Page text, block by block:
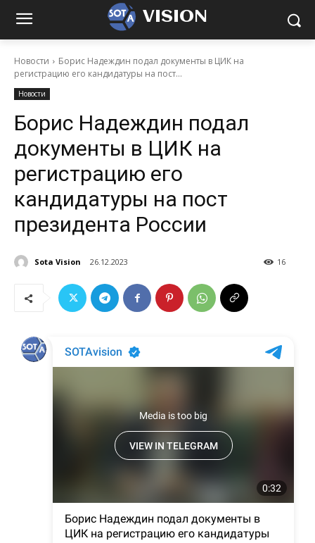
VISION
Новости
Борис Надеждин подал документы в ЦИК на
регистрацию его кандидатуры на пост...
Новости
Борис Надеждин подал
документы в ЦИК на
регистрацию его
кандидатуры на пост
президента России
Sota Vision 26.12.2023 16